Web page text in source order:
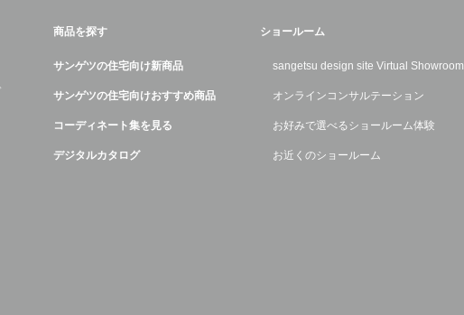
商品を探す
サンゲツの住宅向け新商品
サンゲツの住宅向けおすすめ商品
コーディネート集を見る
デジタルカタログ
ショールーム
sangetsu design site Virtual Showroom
オンラインコンサルテーション
お好みで選べるショールーム体験
お近くのショールーム